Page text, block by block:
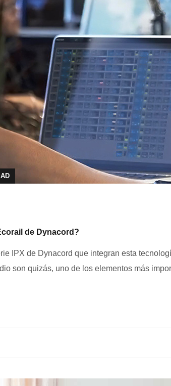
de Dynacord?
IPX de Dynacord que integran esta
son quizás, uno de los elementos más